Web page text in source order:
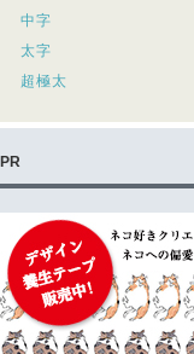
中字
太字
超極太
PR